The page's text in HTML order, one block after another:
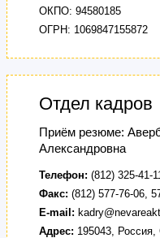
ОКПО: 94580185
ОГРН: 1069847155872
Отдел кадров
Приём резюме:
Александровна
Телефон: (812) 325-41-
Факс: (812) 577-76-06,
E-mail:
Адрес: 195043, Россия,